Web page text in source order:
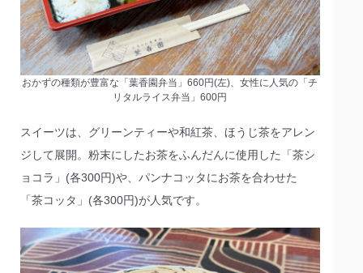
おかずの種類が豊富な「葉香園弁当」660円(左)、女性に人気の「チ
リタルライス弁当」600円
スイーツは、グリーンティーや和紅茶、ほうじ茶をアレン
ジして展開。粉末にしたお茶をふんだんに使用した「茶シ
ョコラ」(各300円)や、パンナコッタにお茶を合わせた
「茶コッタ」(各300円)が人気です。